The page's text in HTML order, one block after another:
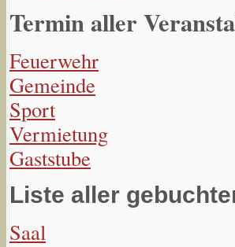
Termin aller
Feuerwehr
Gemeinde
Sport
Vermietung
Gaststube
Liste aller
Saal